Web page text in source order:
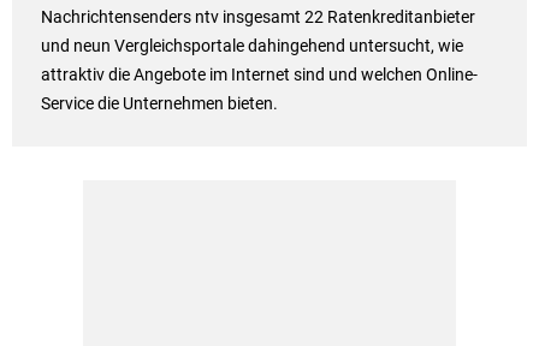
Nachrichtensenders ntv insgesamt 22 Ratenkreditanbieter
und neun Vergleichsportale dahingehend untersucht, wie
attraktiv die Angebote im Internet sind und welchen Online-
Service die Unternehmen bieten.